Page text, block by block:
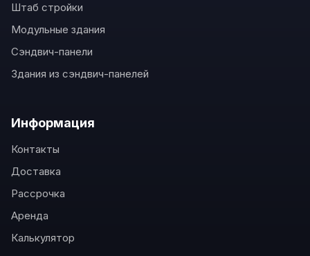
Штаб стройки
Модульные здания
Сэндвич-панели
Здания из сэндвич-панелей
Информация
Контакты
Доставка
Рассрочка
Аренда
Калькулятор